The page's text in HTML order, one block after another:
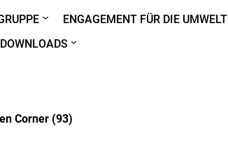
ENGAGEMENT FÜR DIE UMWELT
DOWNLOADS
Corner (93)